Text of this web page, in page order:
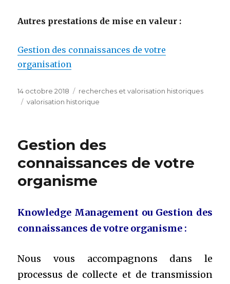
Autres prestations de mise en valeur :
Gestion des connaissances de votre
organisation
Publié
le
14 octobre 2018 Catégories
recherches et valorisation historiques
Étiquettes
valorisation historique
Gestion des
connaissances de votre
organisme
Knowledge Management ou Gestion des
connaissances de votre organisme :
Nous vous accompagnons dans le
processus de collecte et de transmission